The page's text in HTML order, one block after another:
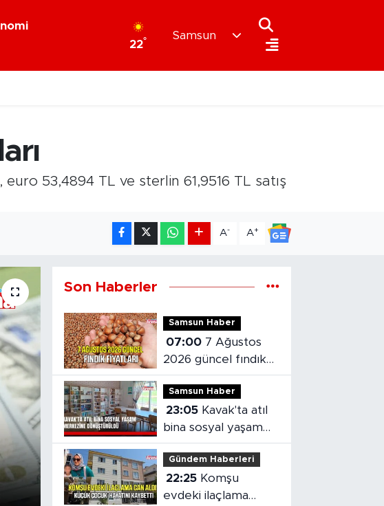
22°
Samsun
53,4894 TL ve sterlin 61,9516 TL satış
A- A+
Son Haberler
Samsun Haber
07:00
2026 güncel fındık
fiyatları
Samsun Haber
23:05
bina sosyal yaşam
merkezine
dönüştürüldü
Gündem Haberleri
22:25
evdeki ilaçlama